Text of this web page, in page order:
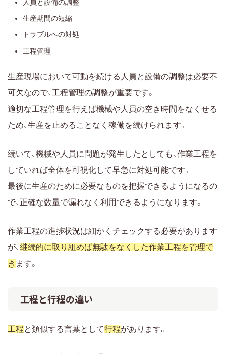
人員と設備の調整
生産期間の短縮
トラブルへの対処
工程管理
生産現場において可動を続ける人員と設備の調整は必要不
可欠なので、工程管理の調整が重要です。
適切な工程管理を行えば機械や人員の空き時間をなくせる
ため、生産を止めることなく稼働を続けられます。
続いて、機械や人員に問題が発生したとしても、作業工程を
していれば全体を可視化して早急に対処可能です。
最後に生産のために必要なものを把握できるようになるの
で、正確な数量で漏れなく利用できるようになります。
作業工程の進捗状況は細かくチェックする必要があります
が、 継続的に取り組めば無駄をなくした作業工程を管理で
き ます。
工程と行程の違い
工程と類似する言葉として行程があります。